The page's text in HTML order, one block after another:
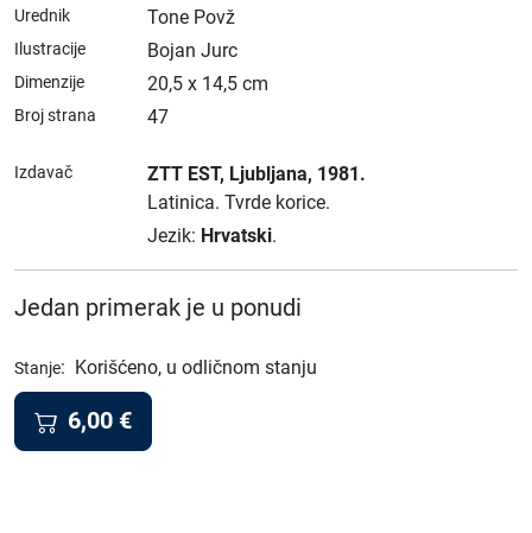
Urednik Tone Povž
Ilustracije Bojan Jurc
Dimenzije 20,5 x 14,5 cm
Broj strana 47
Izdavač ZTT EST, Ljubljana, 1981.
Latinica. Tvrde korice.
Jezik: Hrvatski.
Jedan primerak je u ponudi
Stanje: Korišćeno, u odličnom stanju
6,00 €